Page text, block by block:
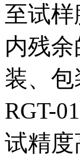
至试
内残
装、
RGT-
试精